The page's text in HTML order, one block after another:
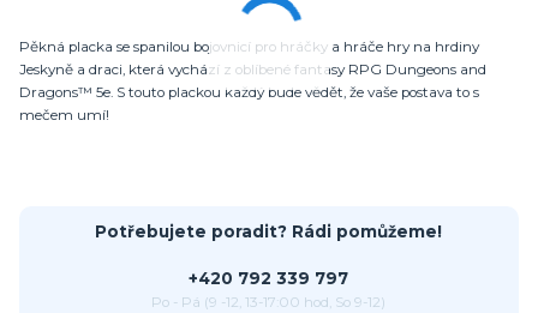
Pěkná placka se spanilou bojovnicí pro hráčky a hráče hry na hrdiny
Jeskyně a draci, která vychází z oblíbené fantasy RPG Dungeons and
Dragons™ 5e. S touto plackou každý bude vědět, že vaše postava to s
mečem umí!
Potřebujete poradit? Rádi pomůžeme!
+420 792 339 797
Po - Pá (9 -12, 13-17:00 hod, So 9-12)